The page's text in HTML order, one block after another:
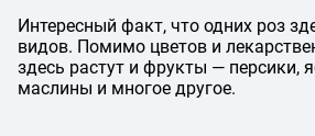
Интересный факт, что одних роз
видов. Помимо цветов и
здесь растут и фрукты — персики,
маслины и многое другое.